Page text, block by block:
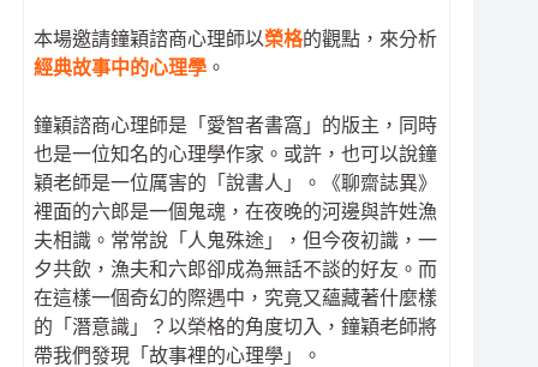
本場邀請鐘穎諮商心理師以榮格的觀點，來分析
經典故事中的心理學 。
鐘穎諮商心理師是「愛智者書窩」的版主，同時
也是一位知名的心理學作家。或許，也可以說鐘
穎老師是一位厲害的「說書人」。《聊齋誌異》
裡面的六郎是一個鬼魂，在夜晚的河邊與許姓漁
夫相識。常常說「人鬼殊途」，但今夜初識，一
夕共飲，漁夫和六郎卻成為無話不談的好友。而
在這樣一個奇幻的際遇中，究竟又蘊藏著什麼樣
的「潛意識」？以榮格的角度切入，鐘穎老師將
帶我們發現「故事裡的心理學」。